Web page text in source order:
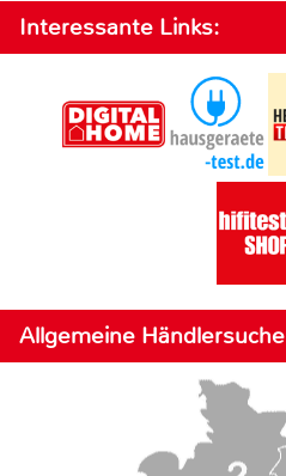
Interessante Links:
Allgemeine Händlersuche